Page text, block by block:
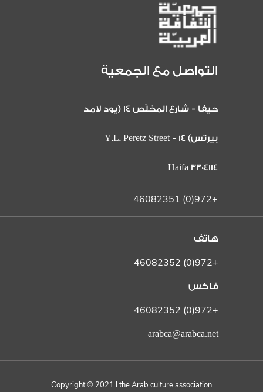
التواصل مع الجمعية
حيفا - شارع المخلّص 14 (يود لامد
بيرتس) 14 Y.L. Peretz Street -
Haifa 3304114
+972(0) 46082351
هاتف
+972(0) 46082352
فاكس
+972(0) 46082352
arabca@arabca.net
Copyright © 2021 l the Arab culture association